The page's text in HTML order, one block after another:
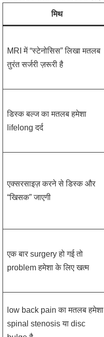
मिथ
MRI में “स्टेनोसिस” लिखा मतलब
तुरंत सर्जरी ज़रूरी है
डिस्क बल्ज का मतलब हमेशा
lifelong दर्द
एक्सरसाइज़ करने से डिस्क और
“खिसक” जाएगी
एक बार surgery हो गई तो
problem हमेशा के लिए खत्म
low back pain का मतलब हमेशा
spinal stenosis या disc